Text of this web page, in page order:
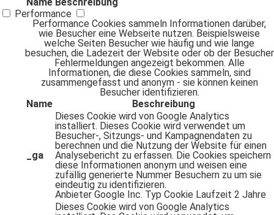
Performance
Performance Cookies sammeln Informationen darüber,
wie Besucher eine Webseite nutzen. Beispielsweise
welche Seiten Besucher wie häufig und wie lange
besuchen, die Ladezeit der Website oder ob der Besucher
Fehlermeldungen angezeigt bekommen. Alle
Informationen, die diese Cookies sammeln, sind
zusammengefasst und anonym - sie können keinen
Besucher identifizieren.
Name
Beschreibung
_ga
Dieses Cookie wird von Google Analytics
installiert. Dieses Cookie wird verwendet um
Besucher-, Sitzungs- und Kampagnendaten zu
berechnen und die Nutzung der Website für einen
Analysebericht zu erfassen. Die Cookies speichern
diese Informationen anonym und weisen eine
zufällig generierte Nummer Besuchern zu um sie
eindeutig zu identifizieren.
Anbieter Google Inc. Typ Cookie Laufzeit 2 Jahre
Dieses Cookie wird von Google Analytics